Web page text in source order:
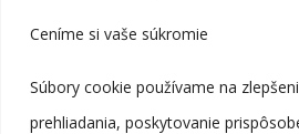
Ceníme si vaše súkromie
Súbory cookie používame na
prehliadania, poskytovanie